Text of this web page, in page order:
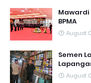
Mawardi
BPMA
August
Semen
August